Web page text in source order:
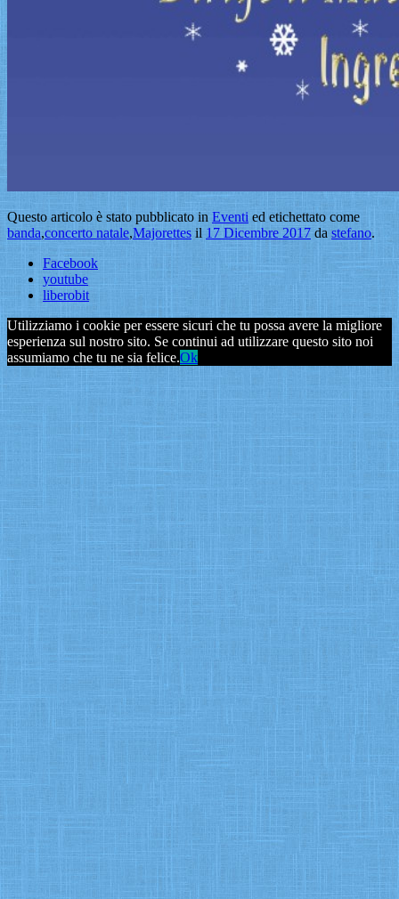
Questo articolo è stato pubblicato in Eventi ed etichettato come
banda,concerto natale,Majorettes il 17 Dicembre 2017 da stefano.
Facebook
youtube
liberobit
Utilizziamo i cookie per essere sicuri che tu possa avere la migliore
esperienza sul nostro sito. Se continui ad utilizzare questo sito noi
assumiamo che tu ne sia felice.Ok